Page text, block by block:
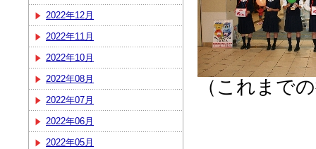
2022年12月
2022年11月
2022年10月
2022年08月
2022年07月
2022年06月
2022年05月
（これまで